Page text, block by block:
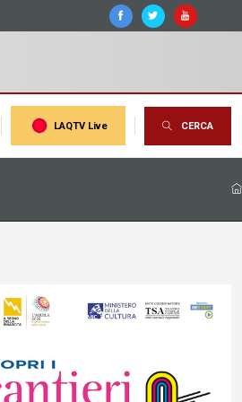
LAQTV Live CERCA